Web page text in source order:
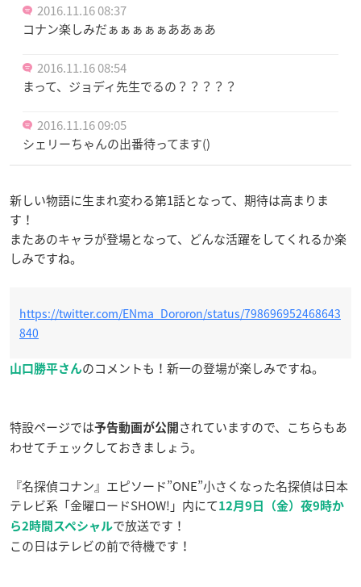
2016.11.16 08:37
コナン楽しみだぁぁぁぁぁああぁあ
2016.11.16 08:54
まって、ジョディ先生でるの？？？？？
2016.11.16 09:05
シェリーちゃんの出番待ってます()
新しい物語に生まれ変わる第1話となって、期待は高まりま
す！
またあのキャラが登場となって、どんな活躍をしてくれるか楽
しみですね。
https://twitter.com/ENma_Dororon/status/798696952468643
840
山口勝平さんのコメントも！新一の登場が楽しみですね。
特設ページでは予告動画が公開 されていますので、こちらもあ
わせてチェックしておきましょう。
『名探偵コナン』エピソード”ONE”小さくなった名探偵は日本
テレビ系「金曜ロードSHOW!」内にて12月9日（金）夜9時か
ら2時間スペシャルで放送です！
この日はテレビの前で待機です！